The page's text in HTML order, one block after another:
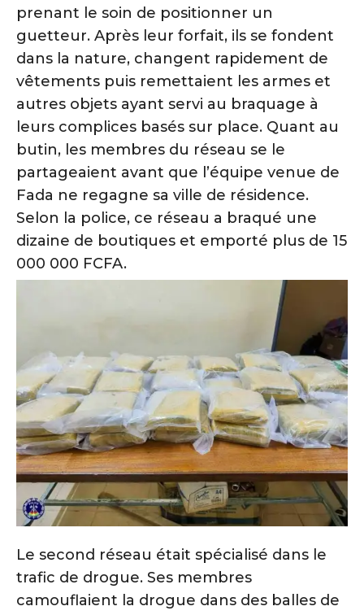
prenant le soin de positionner un
guetteur. Après leur forfait, ils se fondent
dans la nature, changent rapidement de
vêtements puis remettaient les armes et
autres objets ayant servi au braquage à
leurs complices basés sur place. Quant au
butin, les membres du réseau se le
partageaient avant que l’équipe venue de
Fada ne regagne sa ville de résidence.
Selon la police, ce réseau a braqué une
dizaine de boutiques et emporté plus de 15
000 000 FCFA.
‎Le second réseau était spécialisé dans le
trafic de drogue. Ses membres
camouflaient la drogue dans des balles de